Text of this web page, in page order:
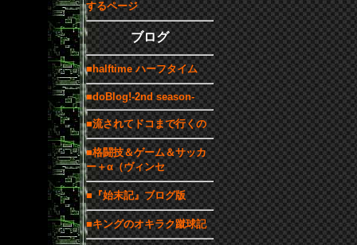
するページ
ブログ
■halftime ハーフタイム
■doBlog!-2nd season-
■流されてドコまで行くの
■格闘技＆ゲーム＆サッカ
ー＋α（ヴィンセ
■『始末記』ブログ版
■キングのオキラク蹴球記